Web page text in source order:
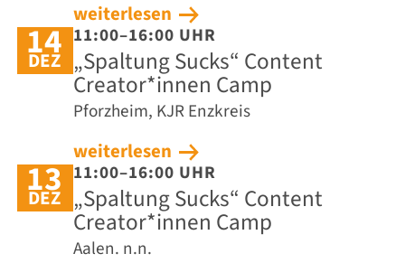
weiterlesen
14
DEZ
11:00–16:00 UHR
„Spaltung Sucks“ Content
Creator*innen Camp
Pforzheim, KJR Enzkreis
weiterlesen
13
DEZ
11:00–16:00 UHR
„Spaltung Sucks“ Content
Creator*innen Camp
Aalen. n.n.